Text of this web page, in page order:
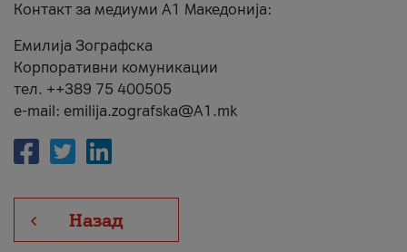
Контакт за медиуми А1 Македонија:
Емилија Зографска
Корпоративни комуникации
тел. ++389 75 400505
e-mail: emilija.zografska@A1.mk
Назад